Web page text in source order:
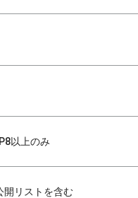
以上のみ
開リストを含む